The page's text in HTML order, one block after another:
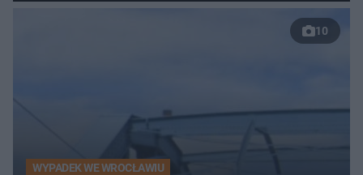
10
WYPADEK WE WROCŁAWIU